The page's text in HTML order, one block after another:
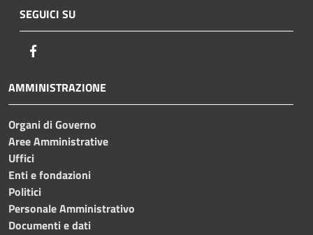
SEGUICI SU
AMMINISTRAZIONE
Organi di Governo
Aree Amministrative
Uffici
Enti e fondazioni
Politici
Personale Amministrativo
Documenti e dati